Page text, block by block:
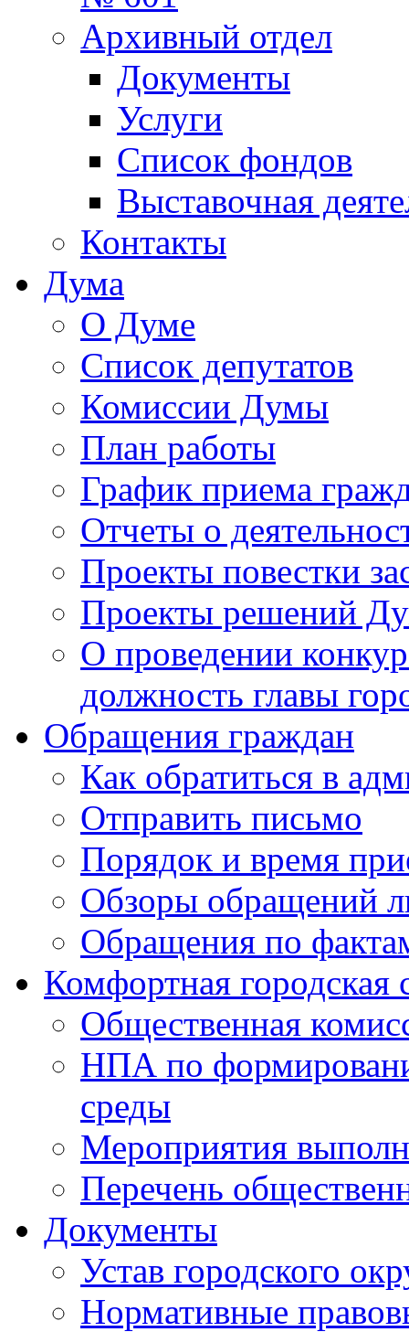
Архивный отдел
Документы
Услуги
Список фондов
Выставочная
Контакты
Дума
О Думе
Список депутатов
Комиссии Думы
План работы
График приема
Отчеты о
Проекты повестки
Проекты решений
О проведении
должность главы
Обращения граждан
Как обратиться в
Отправить письмо
Порядок и время
Обзоры обращений
Обращения по
Комфортная городская
Общественная
НПА по
среды
Мероприятия
Перечень
Документы
Устав городского
Нормативные